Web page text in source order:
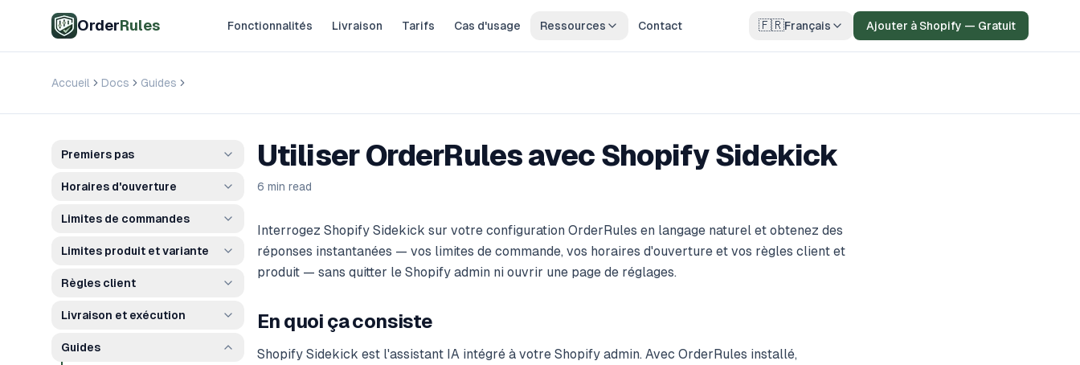
OrderRules Fonctionnalités Livraison Tarifs Cas d'usage Ressources Contact 🇫🇷Français Ajouter à Shopify — Gratuit
Accueil Docs Guides
Premiers pas
Horaires d'ouverture
Limites de commandes
Limites produit et variante
Règles client
Livraison et exécution
Guides
Utiliser OrderRules avec Shopify Sidekick
6 min read
Interrogez Shopify Sidekick sur votre configuration OrderRules en langage naturel et obtenez des
réponses instantanées — vos limites de commande, vos horaires d'ouverture et vos règles client et
produit — sans quitter le Shopify admin ni ouvrir une page de réglages.
En quoi ça consiste
Shopify Sidekick est l'assistant IA intégré à votre Shopify admin. Avec OrderRules installé,